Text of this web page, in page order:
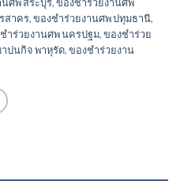
ศพ สระบุรี,ของชำร่วยงานศพ
สาคร,ของชำร่วยงานศพ ปทุมธานี,
ำร่วยงานศพ นครปฐม,ของชำร่วย
ปนกิจ พาหุรัด,ของชำร่วยงาน